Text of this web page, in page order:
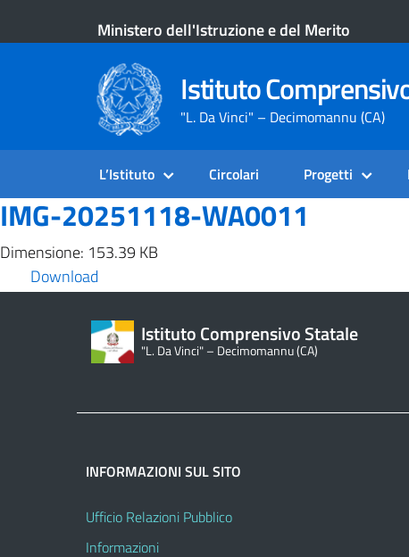
Ministero dell'Istruzione e del Merito
Istituto
"L. Da Vinci" – Decimomannu (CA)
L’Istituto Circolari Progetti
IMG-20251118-WA0011
Dimensione: 153.39 KB
Download
Istituto Comprensivo Statale
"L. Da Vinci" – Decimomannu (CA)
INFORMAZIONI SUL SITO
Ufficio Relazioni Pubblico
Informazioni